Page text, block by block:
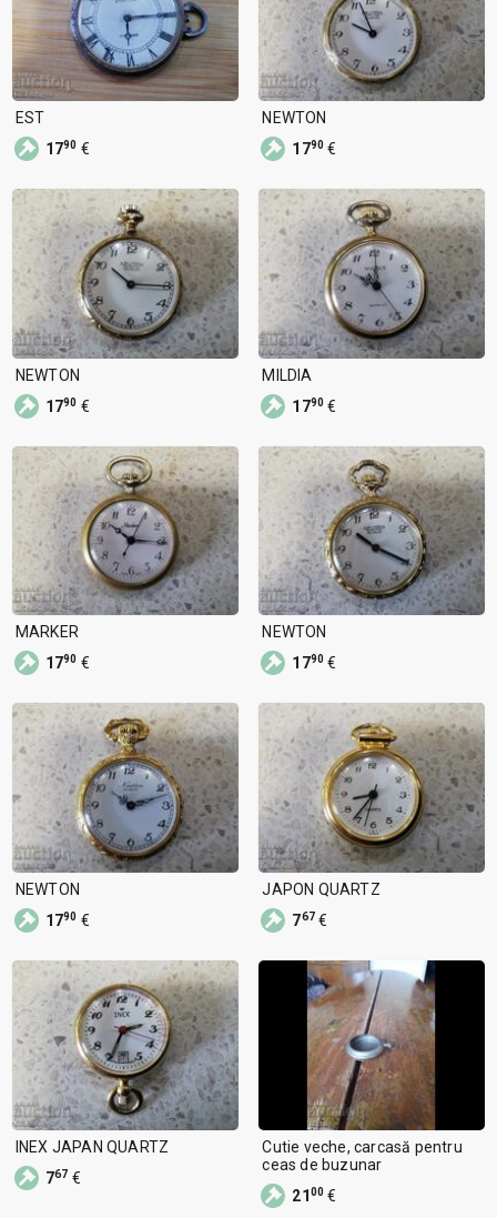
EST
1790 €
NEWTON
1790 €
NEWTON
1790 €
MILDIA
1790 €
MARKER
1790 €
NEWTON
1790 €
NEWTON
1790 €
JAPON QUARTZ
767 €
INEX JAPAN QUARTZ
767 €
Cutie veche, carcasă pentru
ceas de buzunar
2100 €